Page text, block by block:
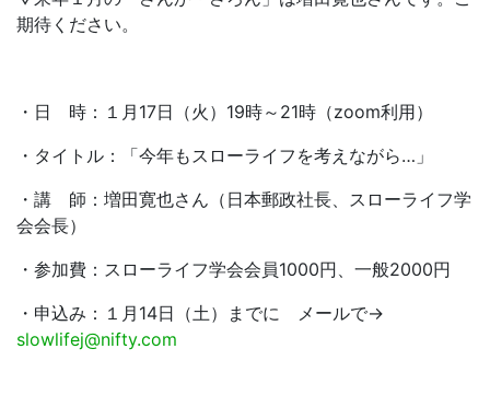
期待ください。
・日 時：１月17日（火）19時～21時（zoom利用）
・タイトル：「今年もスローライフを考えながら…」
・講 師：増田寛也さん（日本郵政社長、スローライフ学
会会長）
・参加費：スローライフ学会会員1000円、一般2000円
・申込み：１月14日（土）までに メールで→
slowlifej@nifty.com